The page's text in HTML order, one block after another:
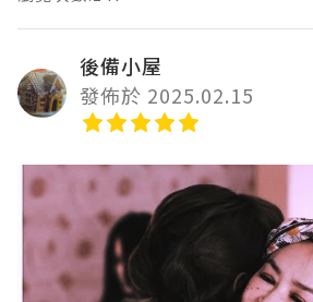
後備小屋
發佈於 2025.02.15